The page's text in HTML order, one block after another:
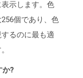
示します。色
個であり、色
るのに最も適
か?